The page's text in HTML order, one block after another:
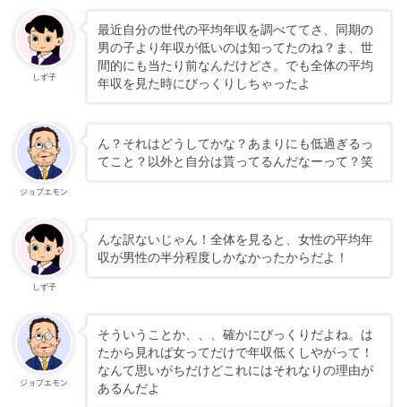
しず子
最近自分の世代の平均年収を調べててさ、同期の
男の子より年収が低いのは知ってたのね？ま、世
間的にも当たり前なんだけどさ。でも全体の平均
年収を見た時にびっくりしちゃったよ
ジョブエモン
ん？それはどうしてかな？あまりにも低過ぎるっ
てこと？以外と自分は貰ってるんだなーって？笑
しず子
んな訳ないじゃん！全体を見ると、女性の平均年
収が男性の半分程度しかなかったからだよ！
ジョブエモン
そういうことか、、、確かにびっくりだよね。は
たから見れば女ってだけで年収低くしやがって！
なんて思いがちだけどこれにはそれなりの理由が
あるんだよ